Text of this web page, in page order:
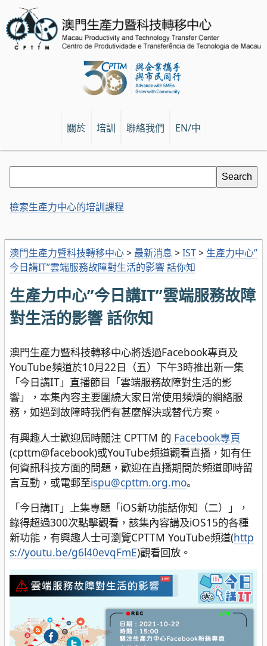
關於 培訓 聯絡我們 EN/中
澳門生產力暨科技轉移中心> 最新消息 >IST> 生產力中心”
今日講IT”雲端服務故障對生活的影響 話你知
生產力中心”今日講IT”雲端服務故障
對生活的影響 話你知
澳門生產力暨科技轉移中心將透過Facebook專頁及
YouTube頻道於10月22日（五）下午3時推出新一集
「今日講IT」直播節目「雲端服務故障對生活的影
響」，本集內容主要圍繞大家日常使用頻煩的網絡服
務，如遇到故障時我們有甚麼解決或替代方案。
有興趣人士歡迎屆時關注 CPTTM 的 Facebook專頁
(cpttm@facebook)或YouTube頻道觀看直播，如有任
何資訊科技方面的問題，歡迎在直播期間於頻道即時留
言互動，或電郵至ispu@cpttm.org.mo。
「今日講IT」上集專題「iOS新功能話你知（二）」，
錄得超過300次點擊觀看，該集內容講及iOS15的各種
新功能，有興趣人士可瀏覽CPTTM YouTube頻道(http
s://youtu.be/g6l40evqFmE)觀看回放。
檢索生產力中心的培訓課程